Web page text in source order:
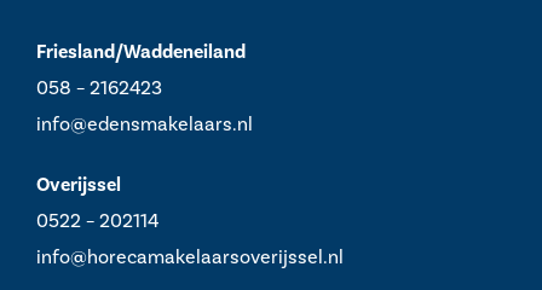
Friesland/Waddeneiland
058 – 2162423
info@edensmakelaars.nl
Overijssel
0522 – 202114
info@horecamakelaarsoverijssel.nl